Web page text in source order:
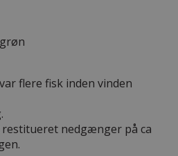
flere fisk inden vinden
nedgænger på ca